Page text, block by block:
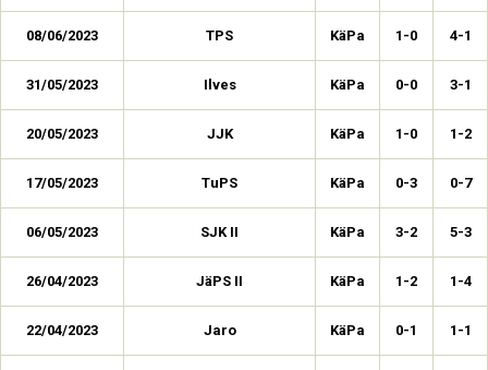
08/06/2023 TPS KäPa 1-0 4-1
31/05/2023 Ilves KäPa 0-0 3-1
20/05/2023 JJK KäPa 1-0 1-2
17/05/2023 TuPS KäPa 0-3 0-7
06/05/2023 SJK II KäPa 3-2 5-3
26/04/2023 JäPS II KäPa 1-2 1-4
22/04/2023 Jaro KäPa 0-1 1-1